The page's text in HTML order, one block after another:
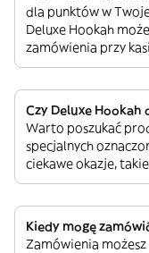
dla punktów w
Deluxe Hookah
zamówienia przy
Czy Deluxe
Warto poszukać
specjalnych
ciekawe okazje,
Kiedy mogę
Zamówienia